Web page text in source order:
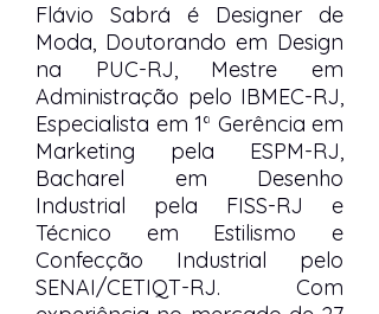
Flávio Sabrá é Designer de
Moda, Doutorando em Design
na PUC-RJ, Mestre em
Administração pelo IBMEC-RJ,
Especialista em 1ª Gerência em
Marketing pela ESPM-RJ,
Bacharel em Desenho
Industrial pela FISS-RJ e
Técnico em Estilismo e
Confecção Industrial pelo
SENAI/CETIQT-RJ. Com